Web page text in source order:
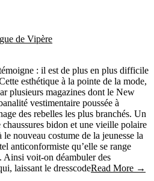
de Vipère
: il est de plus en plus difficile
esthétique à la pointe de la mode,
plusieurs magazines dont le New
vestimentaire poussée à
des rebelles les plus branchés. Un
chaussures bidon et une vieille polaire
nouveau costume de la jeunesse la
anticonformiste qu’elle se range
Ainsi voit-on déambuler des
laissant le dresscodeRead More →